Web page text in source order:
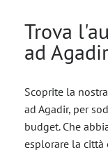
Trova
ad Agadir
Scoprite la
ad Agadir, per
budget. Che
esplorare la città